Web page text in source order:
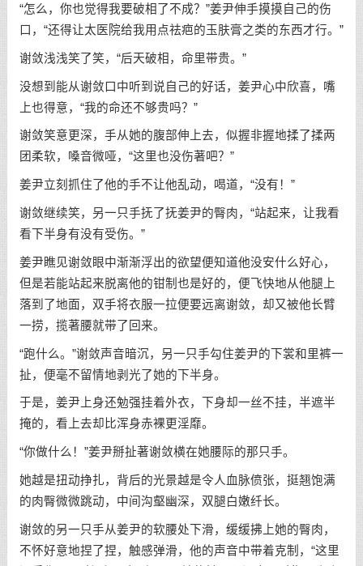
“怎么，你也觉得我要破相了不成？”姜尹伸手摸摸自己的伤
口，“还得让太医院给我用点祛疤的玉肤膏之类的东西才行。”
谢敛浅浅笑了笑，“后天破相，命里带贵。”
没想到能从谢敛口中听到说自己的好话，姜尹心中欣喜，嘴
上也得意，“我的命还不够贵吗？”
谢敛笑意更深，手从她的腹部伸上去，似握非握地揉了揉两
团柔软，嗓音微哑，“这里也没伤著吧？”
姜尹立刻抓住了他的手不让他乱动，喝道，“没有！”
谢敛继续笑，另一只手抚了抚姜尹的臀肉，“站起来，让我看
看下半身有没有受伤。”
姜尹瞧见谢敛眼中渐渐浮出的欲望便知道他没安什么好心，
但是若能站起来脱离他的钳制也是好的，便飞快地从他腿上
落到了地面，双手将衣服一拉便要远离谢敛，却又被他长臂
一捞，揽著腰就带了回来。
“跑什么。”谢敛声音暗沉，另一只手勾住姜尹的下裳和里裤一
扯，便毫不留情地剥光了她的下半身。
于是，姜尹上身还勉强挂着外衣，下身却一丝不挂，半遮半
掩的，看上去却比浑身赤裸更淫靡。
“你做什么！”姜尹掰扯著谢敛横在她腰际的那只手。
她越是扭动挣扎，背后的光景越是令人血脉偾张，挺翘饱满
的肉臀微微跳动，中间沟壑幽深，双腿白嫩纤长。
谢敛的另一只手从姜尹的软腰处下滑，缓缓拂上她的臀肉，
不怀好意地捏了捏，触感弹滑，他的声音中带着克制，“这里